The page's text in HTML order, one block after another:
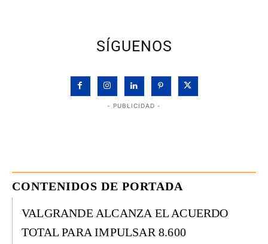
SÍGUENOS
- PUBLICIDAD -
CONTENIDOS DE PORTADA
VALGRANDE ALCANZA EL ACUERDO
TOTAL PARA IMPULSAR 8.600